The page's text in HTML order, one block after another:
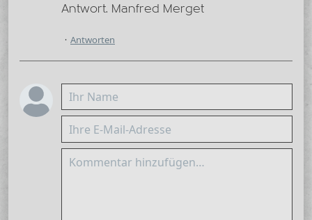
Antwort. Manfred Merget
Antworten